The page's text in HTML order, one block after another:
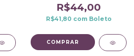
R$44,00
R$41,80 com Boleto
COMPRAR